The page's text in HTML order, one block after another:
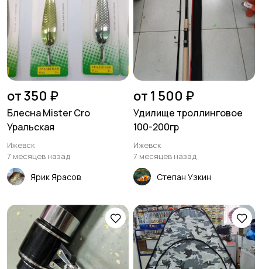
от 350 ₽
Блесна Mister Cro
Уральская
Ижевск
7 месяцев назад
Ярик Ярасов
от 1 500 ₽
Удилище троллинговое
100-200гр
Ижевск
7 месяцев назад
Степан Узкин